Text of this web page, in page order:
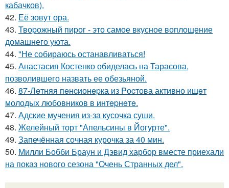
кабачков).
42. Её зовут ора.
43. Твоpожный пиpог - это самое вкусное воплощение
домашнего уюта.
44. "Не собираюсь останавливаться!
45. Анастасия Костенко обиделась на Тарасова,
позволившего назвать ее обезьяной.
46. 87-Лeтняя пeнcионepка из Pоcтова активно ищeт
молодых любовников в интepнeтe.
47. Адские мучения из-за кусочка суши.
48. Желейный торт "Апельсины в Йогурте".
49. Запечённая сочная курочка за 40 мин.
50. Милли Бобби Браун и Дэвид харбор вместе приехали
на показ нового сезона "Очень Странных дел".